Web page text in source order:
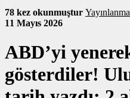
78 kez okunmuştur
11 Mayıs 2026
ABD’yi
gösterdiler!